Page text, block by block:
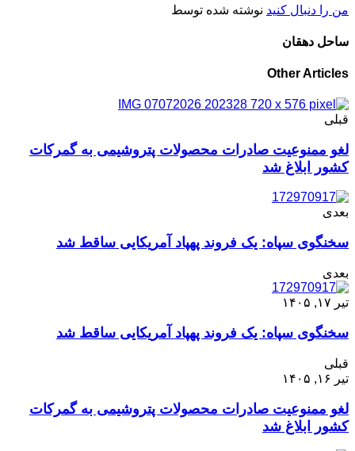
من را دنبال کنید نوشته شده توسط
ساحل دهقان
Other Articles
قبلی
لغو ممنوعیت صادرات محصولات پتروشیمی به گمرکات
کشور ابلاغ شد
بعدی
سخنگوی سپاه: یک فروند پهپاد آمریکایی ساقط شد
بعدی
تیر ۱۷, ۱۴۰۵
سخنگوی سپاه: یک فروند پهپاد آمریکایی ساقط شد
قبلی
تیر ۱۶, ۱۴۰۵
لغو ممنوعیت صادرات محصولات پتروشیمی به گمرکات
کشور ابلاغ شد